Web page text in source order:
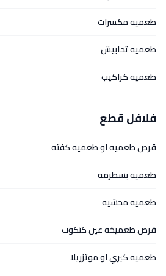
طعميه مكسرات
طعميه تحابيش
طعميه كراكيب
فلافل قطع
قرص طعميه او طعميه كفته
طعميه بسطرمه
طعميه محشيه
قرص طعميخه عين كتكوت
طعميه كيري او موتزريلا